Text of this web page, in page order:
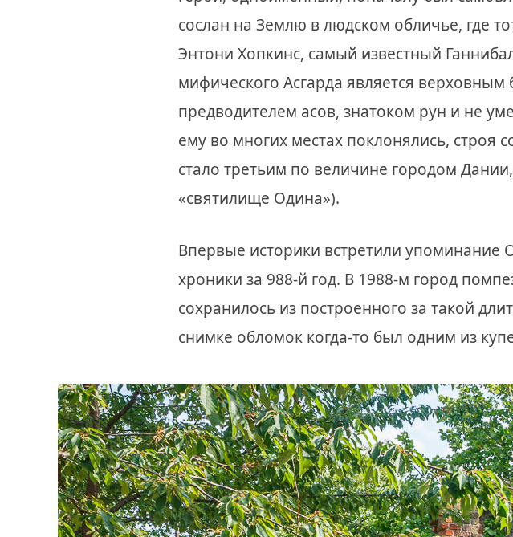
сослан на Землю в людском обличье, где
Энтони Хопкинс, самый известный
мифического Асгарда является
предводителем асов, знатоком рун и не
ему во многих местах поклонялись, строя
стало третьим по величине городом
«святилище Одина»).
Впервые историки встретили упоминание
хроники за 988-й год. В 1988-м город
сохранилось из построенного за такой
снимке обломок когда-то был одним из